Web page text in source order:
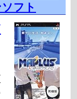
フト